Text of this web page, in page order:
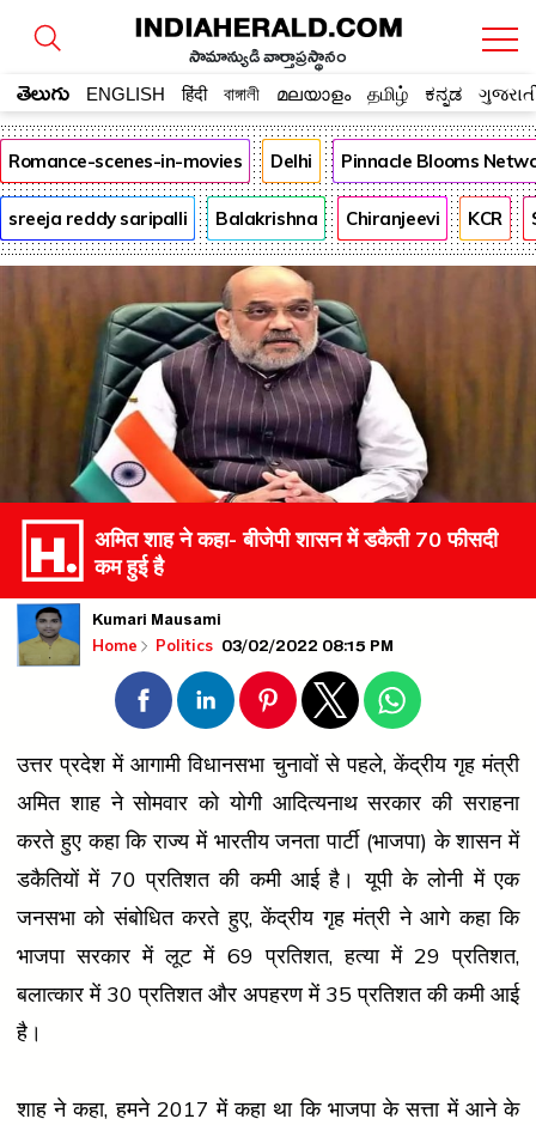
సామాన్యుడి వార్తాప్రస్థానం
తెలుగు ENGLISH हिंदी বাঙ্গালী മലയാളം தமிழ் ಕನ್ನಡ
Romance-scenes-in-movies Delhi Pinnacle Blooms
sreeja reddy saripalli Balakrishna Chiranjeevi KCR
अमित शाह ने कहा- बीजेपी शासन में डकैती 70 फीसदी
कम हुई है
Kumari Mausami
Home Politics 03/02/2022 08:15 PM
उत्तर प्रदेश में आगामी विधानसभा चुनावों से पहले, केंद्रीय गृह मंत्री
अमित शाह ने सोमवार को योगी आदित्यनाथ सरकार की सराहना
करते हुए कहा कि राज्य में भारतीय जनता पार्टी (भाजपा) के शासन में
डकैतियों में 70 प्रतिशत की कमी आई है। यूपी के लोनी में एक
जनसभा को संबोधित करते हुए, केंद्रीय गृह मंत्री ने आगे कहा कि
भाजपा सरकार में लूट में 69 प्रतिशत, हत्या में 29 प्रतिशत,
बलात्कार में 30 प्रतिशत और अपहरण में 35 प्रतिशत की कमी आई
है।
शाह ने कहा, हमने 2017 में कहा था कि भाजपा के सत्ता में आने के